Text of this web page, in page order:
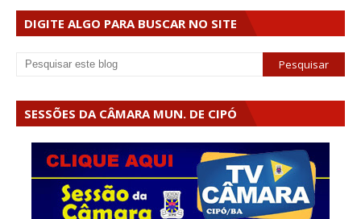
DIGITE ALGO PARA BUSCAR NO SITE
SESSÕES DA CÂMARA MUN. DE CIPÓ